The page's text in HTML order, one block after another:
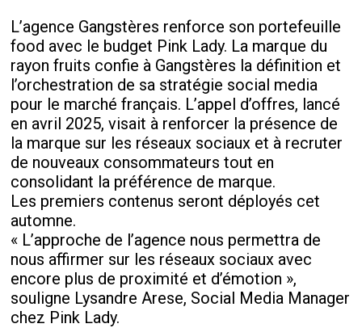
L’agence Gangstères renforce son portefeuille
food avec le budget Pink Lady. La marque du
rayon fruits confie à Gangstères la définition et
l’orchestration de sa stratégie social media
pour le marché français. L’appel d’offres, lancé
en avril 2025, visait à renforcer la présence de
la marque sur les réseaux sociaux et à recruter
de nouveaux consommateurs tout en
consolidant la préférence de marque.
Les premiers contenus seront déployés cet
automne.
« L’approche de l’agence nous permettra de
nous affirmer sur les réseaux sociaux avec
encore plus de proximité et d’émotion »,
souligne Lysandre Arese, Social Media Manager
chez Pink Lady.